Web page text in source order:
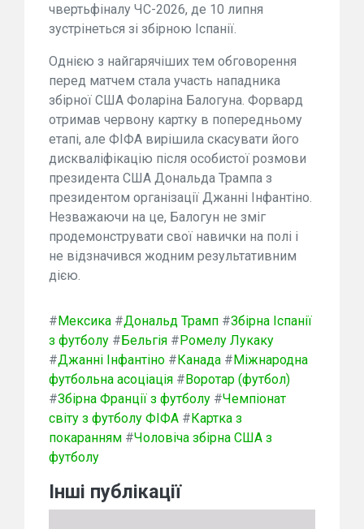
чвертьфіналу ЧС-2026, де 10 липня
зустрінеться зі збірною Іспанії.
Однією з найгарячіших тем обговорення
перед матчем стала участь нападника
збірної США Фоларіна Балогуна. Форвард
отримав червону картку в попередньому
етапі, але ФІФА вирішила скасувати його
дискваліфікацію після особистої розмови
президента США Дональда Трампа з
президентом організації Джанні Інфантіно.
Незважаючи на це, Балогун не зміг
продемонструвати свої навички на полі і
не відзначився жодним результативним
дією.
#Мексика #Дональд Трамп #Збірна Іспанії
з футболу #Бельгія #Ромелу Лукаку
#Джанні Інфантіно #Канада #Міжнародна
футбольна асоціація #Воротар (футбол)
#Збірна Франції з футболу #Чемпіонат
світу з футболу ФІФА #Картка з
покаранням #Чоловіча збірна США з
футболу
Інші публікації